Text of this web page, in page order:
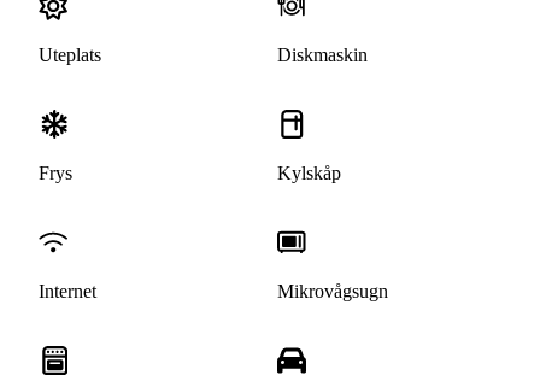
Uteplats Diskmaskin
Frys Kylskåp
Internet Mikrovågsugn